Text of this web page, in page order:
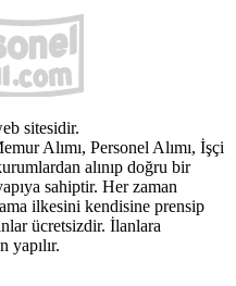
sitesidir.
Alımı, Personel Alımı, İşçi
alınıp doğru bir
sahiptir. Her zaman
ilkesini kendisine prensip
ücretsizdir. İlanlara
yapılır.